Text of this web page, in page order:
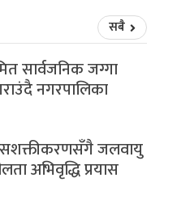
सबै
सार्वजनिक जग्गा
नगरपालिका
सशक्तीकरणसँगै जलवायु
अभिवृद्धि प्रयास